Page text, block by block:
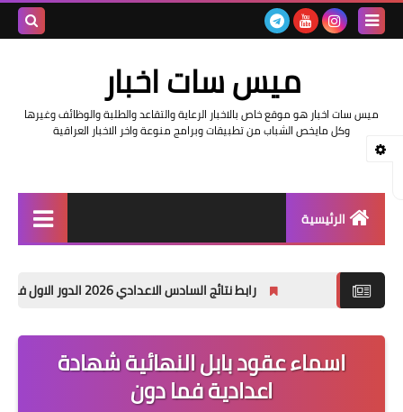
ميس سات اخبار
ميس سات اخبار هو موقع خاص بالاخبار الرعاية والتقاعد والطلبة والوظائف وغيرها
وكل مايخص الشباب من تطبيقات وبرامج منوعة واخر الاخبار العراقية
الرئيسية
اخبار وزارة التربية والتعليم
اخبار العراق والعالم
اخبار وزارة العمل وهيئة
رابط نتائج السادس الاعدادي 2026 الدور الاول في العراق | موقع نتائجنا
اسماء عقود بابل النهائية شهادة
اعدادية فما دون